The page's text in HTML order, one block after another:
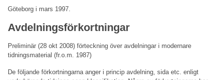
Göteborg i mars 1997.
Avdelningsförkortningar
Preliminär (28 okt 2008) förteckning över avdelningar i modernare
tidningsmaterial (fr.o.m. 1987)
De följande förkortningarna anger i princip avdelning, sida etc. enligt